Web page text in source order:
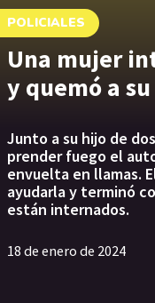
POLICIALES
Una mujer
y quemó a
Junto a su hijo de
prender fuego el
envuelta en llamas.
ayudarla y terminó
están internados.
18 de enero de 2024